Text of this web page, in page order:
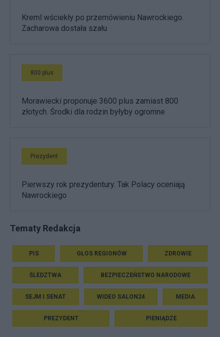
Kreml wściekły po przemówieniu Nawrockiego.
Zacharowa dostała szału
800 plus
Morawiecki proponuje 3600 plus zamiast 800
złotych. Środki dla rodzin byłyby ogromne
Prezydent
Pierwszy rok prezydentury. Tak Polacy oceniają
Nawrockiego
Tematy Redakcja
PIS GŁOS REGIONÓW ZDROWIE
ŚLEDZTWA BEZPIECZEŃSTWO NARODOWE
SEJM I SENAT WIDEO SALON24 MEDIA
PREZYDENT PIENIĄDZE